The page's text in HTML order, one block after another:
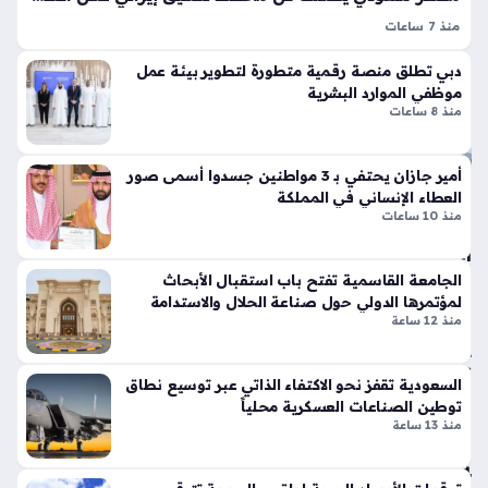
وبر
سب
ورت
تك
سر
قوا
الت
ص
مي
م
الت
قلي
دي
بلم
ت
قة
منذ
سا
عتي
تح
ولا
اس
ترا
تي
جي
ة
تعي
د
صي
ة
منذ 7 ساعات
ورود معلومات استخباراتية دقيقة تشير إلى تنسيق عسكري عابر
للحدود يهدف لزعزعة استقرار المنطقة، حيث أكد مصدر سعودي
دبي تطلق منصة رقمية متطورة لتطوير بيئة عمل
موظفي الموارد البشرية
منذ 8 ساعات
أمير جازان يحتفي بـ 3 مواطنين جسدوا أسمى صور
العطاء الإنساني في المملكة
منذ 10 ساعات
الجامعة القاسمية تفتح باب استقبال الأبحاث
لمؤتمرها الدولي حول صناعة الحلال والاستدامة
منذ 12 ساعة
السعودية تقفز نحو الاكتفاء الذاتي عبر توسيع نطاق
توطين الصناعات العسكرية محلياً
منذ 13 ساعة